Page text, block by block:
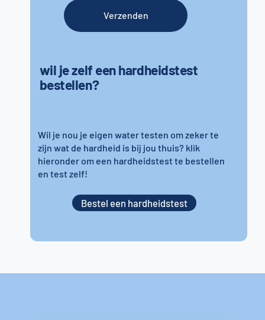
wil je zelf een hardheidstest
bestellen?
Wil je nou je eigen water testen om zeker te
zijn wat de hardheid is bij jou thuis? klik
hieronder om een hardheidstest te bestellen
en test zelf!
Verzenden
Bestel een hardheidstest